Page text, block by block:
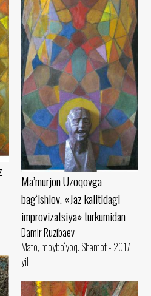
Ma’murjon Uzoqovga
bag‘ishlov. «Jaz kalitidagi
improvizatsiya» turkumidan
Damir Ruzibaev
Mato, moybo‘yoq. Shamot - 2017
yil